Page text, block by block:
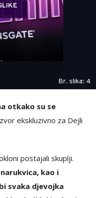
Br. slika: 4
otkako su se
ekskluzivno za Dejli
postajali skuplji.
kao i
svaka djevojka